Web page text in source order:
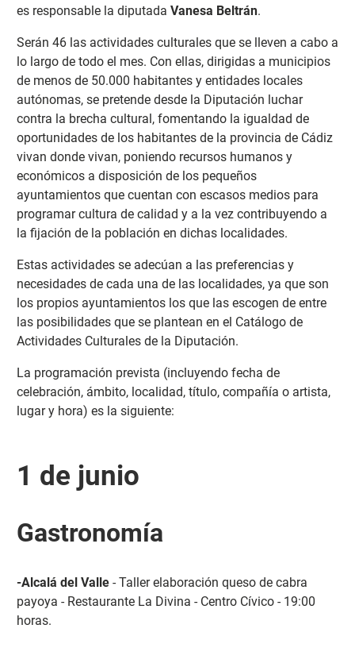
es responsable la diputada Vanesa Beltrán.
Serán 46 las actividades culturales que se lleven a cabo a
lo largo de todo el mes. Con ellas, dirigidas a municipios
de menos de 50.000 habitantes y entidades locales
autónomas, se pretende desde la Diputación luchar
contra la brecha cultural, fomentando la igualdad de
oportunidades de los habitantes de la provincia de Cádiz
vivan donde vivan, poniendo recursos humanos y
económicos a disposición de los pequeños
ayuntamientos que cuentan con escasos medios para
programar cultura de calidad y a la vez contribuyendo a
la fijación de la población en dichas localidades.
Estas actividades se adecúan a las preferencias y
necesidades de cada una de las localidades, ya que son
los propios ayuntamientos los que las escogen de entre
las posibilidades que se plantean en el Catálogo de
Actividades Culturales de la Diputación.
La programación prevista (incluyendo fecha de
celebración, ámbito, localidad, título, compañía o artista,
lugar y hora) es la siguiente:
1 de junio
Gastronomía
-Alcalá del Valle- Taller elaboración queso de cabra
payoya - Restaurante La Divina - Centro Cívico - 19:00
horas.